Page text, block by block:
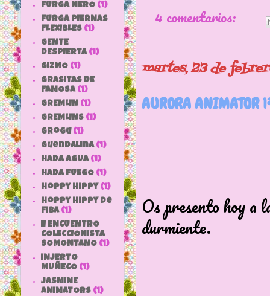
4 comentarios:
martes, 23 de
AURORA ANIMATOR
Os presento hoy a
durmiente.
FURGA NERO (1)
FURGA PIERNAS
FLEXIBLES (1)
GENTE
DESPIERTA (1)
GIZMO (1)
GRASITAS DE
FAMOSA (1)
GREMLIN (1)
GREMLINS (1)
grogu (1)
Guendalina (1)
HADA AGUA (1)
HADA FUEGO (1)
hoppy hippy (1)
hoppy hippy de
fiba (1)
II ENCUENTRO
COLECCIONISTA
SOMONTANO (1)
INJERTO
MUÑECO (1)
JASMINE
ANIMATORS (1)